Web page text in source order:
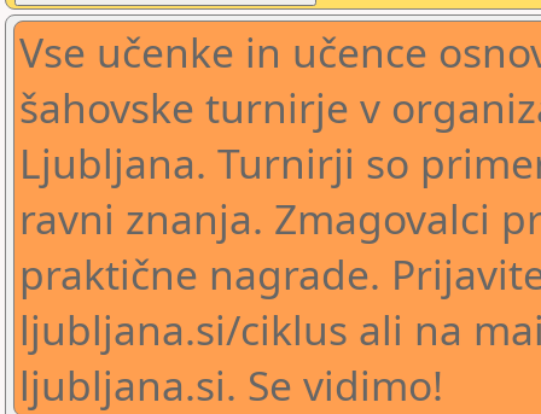
Vse učenke in učence
šahovske turnirje v
Ljubljana. Turnirji so
ravni znanja. Zmagovalci
praktične nagrade.
ljubljana.si/ciklus ali na
ljubljana.si. Se vidimo!